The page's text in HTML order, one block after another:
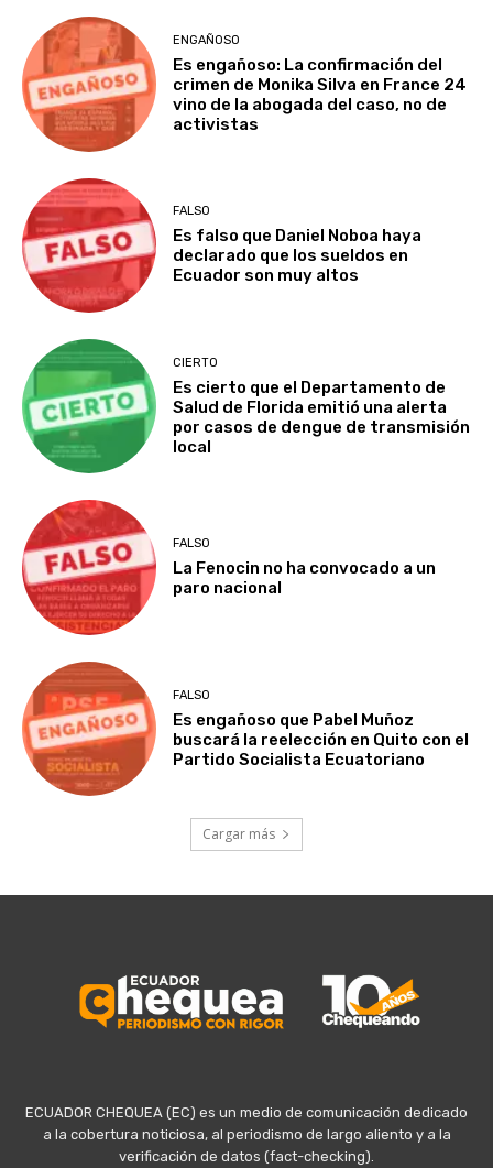
ENGAÑOSO
Es engañoso: La confirmación del
crimen de Monika Silva en France 24
vino de la abogada del caso, no de
activistas
FALSO
Es falso que Daniel Noboa haya
declarado que los sueldos en
Ecuador son muy altos
CIERTO
Es cierto que el Departamento de
Salud de Florida emitió una alerta
por casos de dengue de transmisión
local
FALSO
La Fenocin no ha convocado a un
paro nacional
FALSO
Es engañoso que Pabel Muñoz
buscará la reelección en Quito con el
Partido Socialista Ecuatoriano
Cargar más
ECUADOR CHEQUEA (EC) es un medio de comunicación dedicado
a la cobertura noticiosa, al periodismo de largo aliento y a la
verificación de datos (fact-checking).